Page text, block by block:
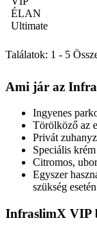
ÉLAN
Ultimate
Találatok: 1 - 5
Ami jár az
Ingyenes
Törölköző az
Privát
Speciális
Citromos,
Egyszer
szükség esetén
InfraslimX VIP